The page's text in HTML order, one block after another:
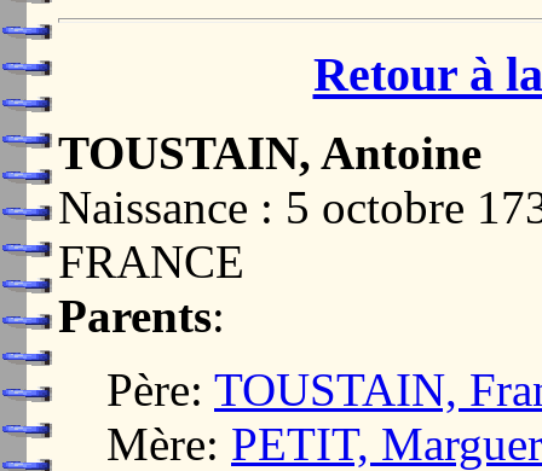
Retour à
TOUSTAIN, Antoine
Naissance : 5 octobre
FRANCE
Parents:
Père: TOUSTAIN,
Mère: PETIT,